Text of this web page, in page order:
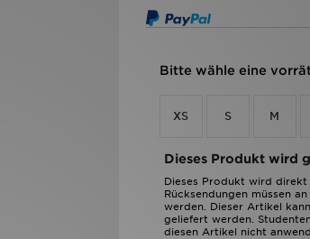
Bitte wähle eine
XS S M
Dieses Produkt wird
Dieses Produkt wird
Rücksendungen müssen
werden. Dieser Artikel
geliefert werden.
diesen Artikel nicht